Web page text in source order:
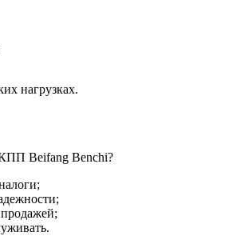
нагрузках.
Beifang Benchi?